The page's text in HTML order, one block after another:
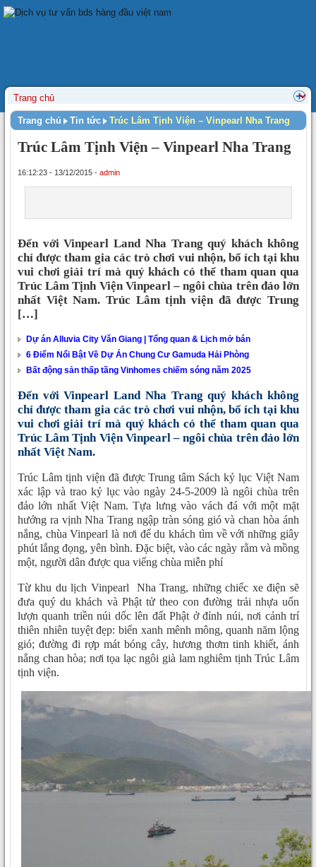
Trang chủ Tin tức Trúc Lâm Tịnh Viện – Vinpearl Nha Trang
Trúc Lâm Tịnh Viện – Vinpearl Nha Trang
16:12:23 - 13/12/2015 - admin
Đến với Vinpearl Land Nha Trang quý khách không
chỉ được tham gia các trò chơi vui nhộn, bổ ích tại khu
vui chơi giải trí mà quý khách có thể tham quan qua
Trúc Lâm Tịnh Viện Vinpearl – ngôi chùa trên đảo lớn
nhất Việt Nam. Trúc Lâm tịnh viện đã được Trung
[…]
Dự án Alluvia City Văn Giang | Tổng quan & Lịch mở bán
6 Điểm Nổi Bật Về Dự Án Chung Cư Gamuda Hải Phòng
Bất động sản thấp tầng Vinhomes chiếm sóng năm 2025
Đến với Vinpearl Land Nha Trang quý khách không
chỉ được tham gia các trò chơi vui nhộn, bổ ích tại khu
vui chơi giải trí mà quý khách có thể tham quan qua
Trúc Lâm Tịnh Viện Vinpearl – ngôi chùa trên đảo lớn
nhất Việt Nam.
Trúc Lâm tịnh viện đã được Trung tâm Sách kỷ lục Việt Nam
xác lập và trao kỷ lục vào ngày 24-5-2009 là ngôi chùa trên
đảo lớn nhất Việt Nam. Tựa lưng vào vách đá với một mặt
hướng ra vịnh Nha Trang ngập tràn sóng gió và chan hòa ánh
nắng, chùa Vinpearl là nơi để du khách tìm về với những giây
phút lắng đọng, yên bình. Đặc biệt, vào các ngày rằm và mồng
một, người dân được qua viếng chùa miễn phí
Từ khu du lịch Vinpearl Nha Trang, những chiếc xe điện sẽ
đưa quý du khách và Phật tử theo con đường trải nhựa uốn
lượn quanh triền núi dốc lên đất Phật ở đỉnh núi, nơi cảnh trí
thiên nhiên tuyệt đẹp: biển xanh mênh mông, quanh năm lộng
gió; đường đi rợp mát bóng cây, hương thơm tinh khiết, ánh
nắng chan hòa; nơi tọa lạc ngôi già lam nghiêm tịnh Trúc Lâm
tịnh viện.